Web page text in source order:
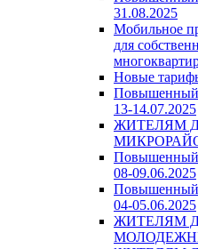
31.08.2025
Мобильное
для
Новые
Повышенный
13-14.07.2025
ЖИТЕЛЯМ
Повышенный
08-09.06.2025
Повышенный
04-05.06.2025
ЖИТЕЛЯМ